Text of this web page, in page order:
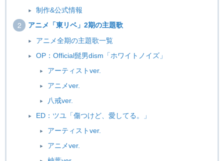
制作&公式情報
アニメ「東リベ」2期の主題歌
アニメ全期の主題歌一覧
OP：Official髭男dism「ホワイトノイズ」
アーティストver.
アニメver.
八戒ver.
ED：ツユ「傷つけど、愛してる。」
アーティストver.
アニメver.